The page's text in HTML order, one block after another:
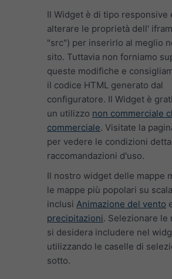
Il Widget è di tipo responsive
alterare le proprietà dell'
"src") per inserirlo al meglio
sito. Tuttavia non forniamo
queste modifiche e
il codice HTML generato dal
configuratore. Il Widget è
un utilizzo non commerciale
commerciale. Visitate la
per vedere le condizioni
raccomandazioni d'uso.
Il nostro widget delle mappe
le mappe più popolari su
inclusi Animazione del vento
precipitazioni. Selezionare le
si desidera includere nel
utilizzando le caselle di
sotto.